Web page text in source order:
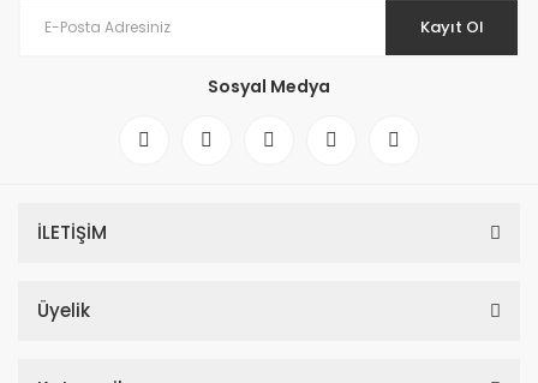
Kayıt Ol
Sosyal Medya
İLETİŞİM
Üyelik